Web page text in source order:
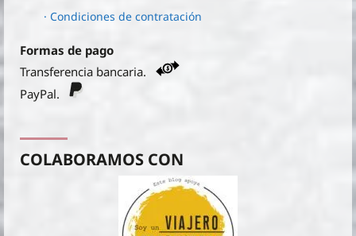
· Condiciones de contratación
Formas de pago
Transferencia bancaria.
PayPal.
COLABORAMOS CON